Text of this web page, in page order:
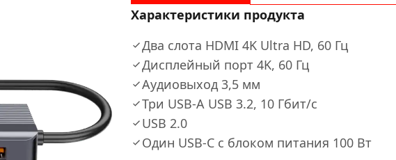
Характеристики продукта
Два слота HDMI 4K Ultra HD, 60 Гц
Дисплейный порт 4K, 60 Гц
Aудиовыход 3,5 мм
Три USB-A USB 3.2, 10 Гбит/с
USB 2.0
Один USB-C с блоком питания 100 Вт